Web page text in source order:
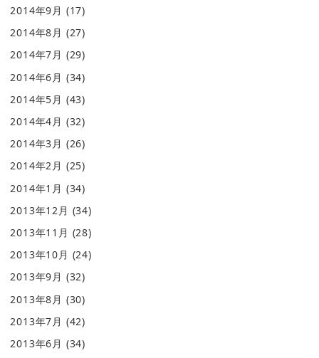
2014年9月 (17)
2014年8月 (27)
2014年7月 (29)
2014年6月 (34)
2014年5月 (43)
2014年4月 (32)
2014年3月 (26)
2014年2月 (25)
2014年1月 (34)
2013年12月 (34)
2013年11月 (28)
2013年10月 (24)
2013年9月 (32)
2013年8月 (30)
2013年7月 (42)
2013年6月 (34)